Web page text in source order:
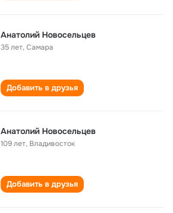
Анатолий Новосельцев
35 лет,Самара
Добавить в друзья
Анатолий Новосельцев
109 лет, Владивосток
Добавить в друзья